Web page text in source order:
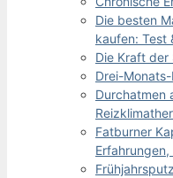
Die besten
kaufen: Test
Die Kraft der
Drei-
Durchatmen
Fatburner